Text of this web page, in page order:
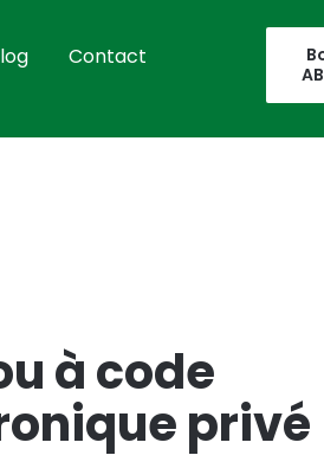
Contact
à code
privé